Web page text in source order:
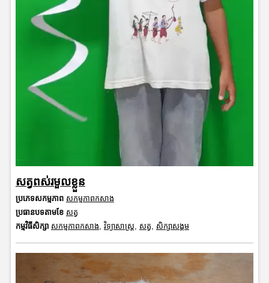
សត្វពស់រមួលខ្លួន
ប្រភេទសកម្មភាព សកម្មភាពកសាង
ប្រធានបទតាមខែ សត្វ
កម្មវិធីសិក្សា សកម្មភាពកសាង វិទ្យាសាស្រ្ត សត្វ សិក្សាសង្គម